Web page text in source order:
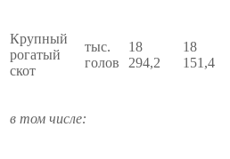
Крупный
рогатый
скот
тыс.
голов
18
294,2
18
151,4
в том числе: